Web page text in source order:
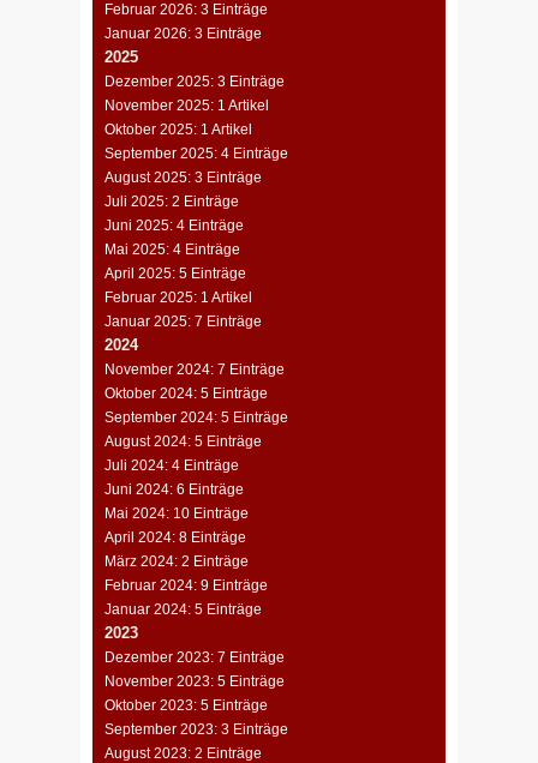
Februar 2026: 3 Einträge
Januar 2026: 3 Einträge
2025
Dezember 2025: 3 Einträge
November 2025: 1 Artikel
Oktober 2025: 1 Artikel
September 2025: 4 Einträge
August 2025: 3 Einträge
Juli 2025: 2 Einträge
Juni 2025: 4 Einträge
Mai 2025: 4 Einträge
April 2025: 5 Einträge
Februar 2025: 1 Artikel
Januar 2025: 7 Einträge
2024
November 2024: 7 Einträge
Oktober 2024: 5 Einträge
September 2024: 5 Einträge
August 2024: 5 Einträge
Juli 2024: 4 Einträge
Juni 2024: 6 Einträge
Mai 2024: 10 Einträge
April 2024: 8 Einträge
März 2024: 2 Einträge
Februar 2024: 9 Einträge
Januar 2024: 5 Einträge
2023
Dezember 2023: 7 Einträge
November 2023: 5 Einträge
Oktober 2023: 5 Einträge
September 2023: 3 Einträge
August 2023: 2 Einträge